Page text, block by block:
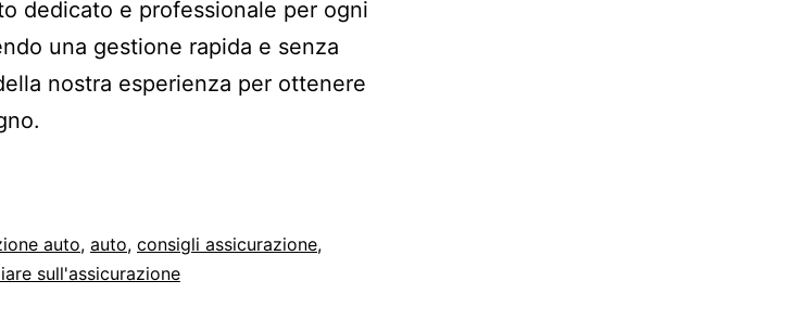
dedicato e professionale per ogni
una gestione rapida e senza
nostra esperienza per ottenere
auto, auto, consigli assicurazione,
sull'assicurazione